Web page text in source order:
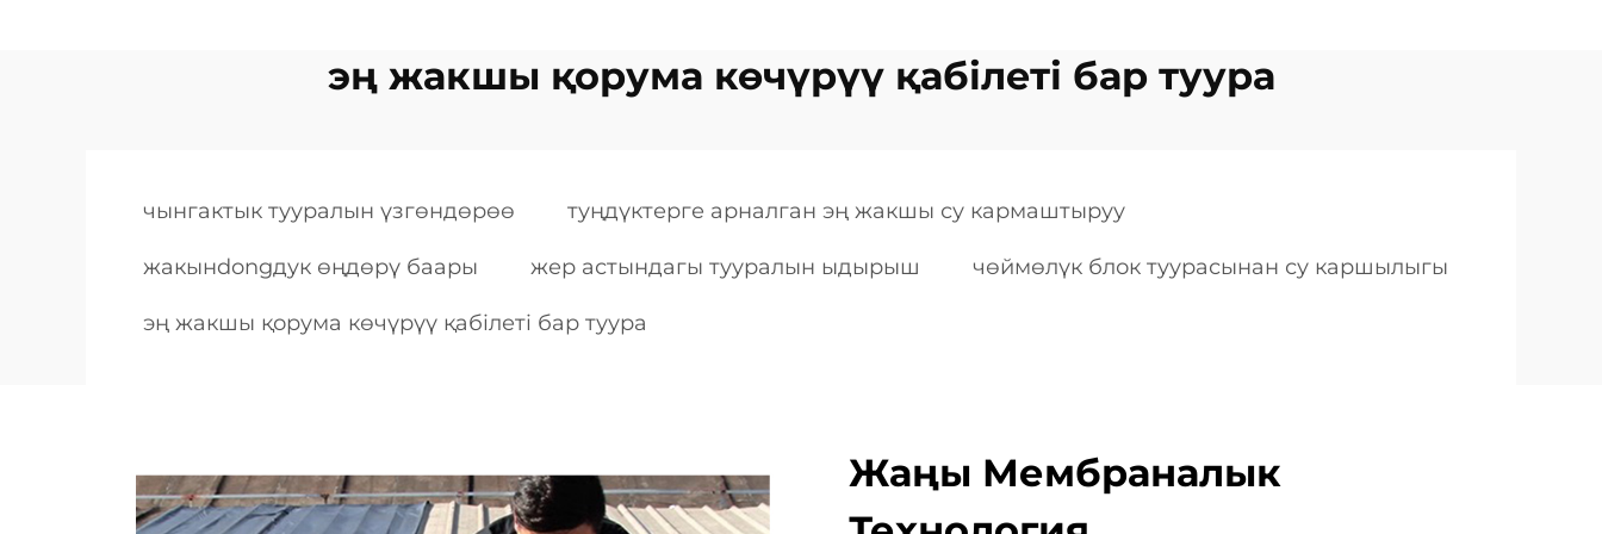
эң жакшы қорума көчүрүү қабілеті бар туура
чынгактык тууралын үзгөндөрөө туңдүктерге арналган эң жакшы су кармаштыруу
жакынdongдук өңдөрү баары жер астындагы тууралын ыдырыш чөймөлүк блок туурасынан су каршылыгы
эң жакшы қорума көчүрүү қабілеті бар туура
Жаңы Мембраналык